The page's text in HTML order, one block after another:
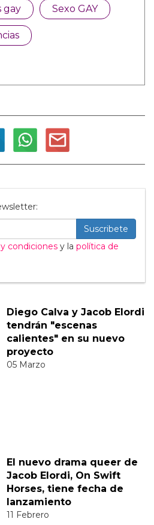
gay Sexo GAY
Suscribete
condiciones y la política de
Diego Calva y Jacob Elordi
tendrán "escenas
calientes" en su nuevo
proyecto
05 Marzo
El nuevo drama queer de
Jacob Elordi, On Swift
Horses, tiene fecha de
lanzamiento
11 Febrero